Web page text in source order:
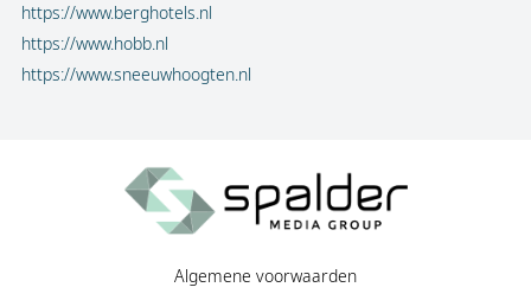
https://www.berghotels.nl
https://www.hobb.nl
https://www.sneeuwhoogten.nl
Algemene voorwaarden